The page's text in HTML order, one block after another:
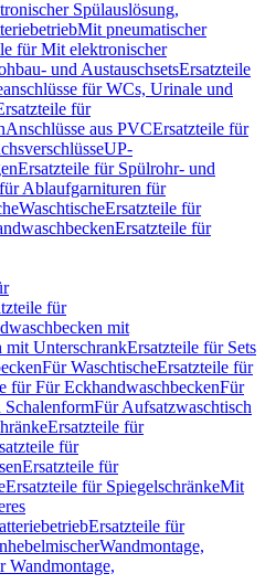
Spülauslösung,
Mit pneumatischer
für Mit elektronischer
und AustauschsetsErsatzteile
für WCs, Urinale und
für
Anschlüsse aus PVCErsatzteile für
UP-
Ersatzteile für Spülrohr- und
Ablaufgarnituren für
WaschtischeErsatzteile für
Ersatzteile für
für
mit
mit UnterschrankErsatzteile für Sets
Für WaschtischeErsatzteile für
für Für EckhandwaschbeckenFür
SchalenformFür Aufsatzwaschtisch
Ersatzteile für
für
Ersatzteile für
Ersatzteile für SpiegelschränkeMit
Ersatzteile für
Wandmontage,
Wandmontage,